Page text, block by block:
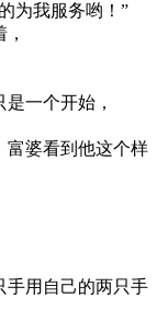
为我服务哟！”
一个开始，
富婆看到他这个样
手用自己的两只手